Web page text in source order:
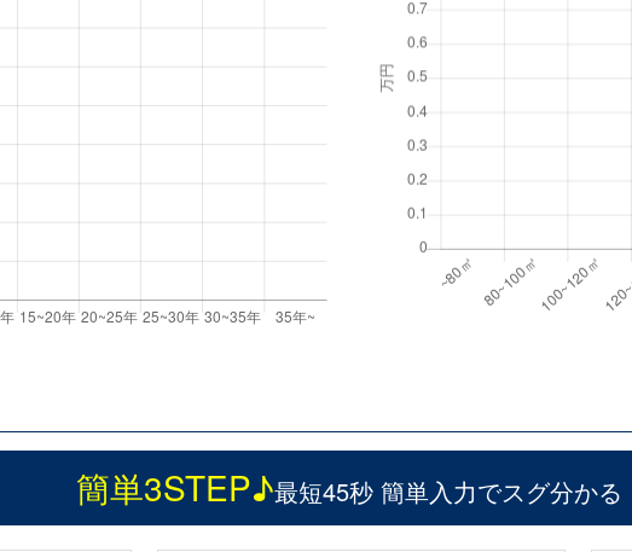
簡単3STEP♪最短45秒 簡単入力でスグ分かる